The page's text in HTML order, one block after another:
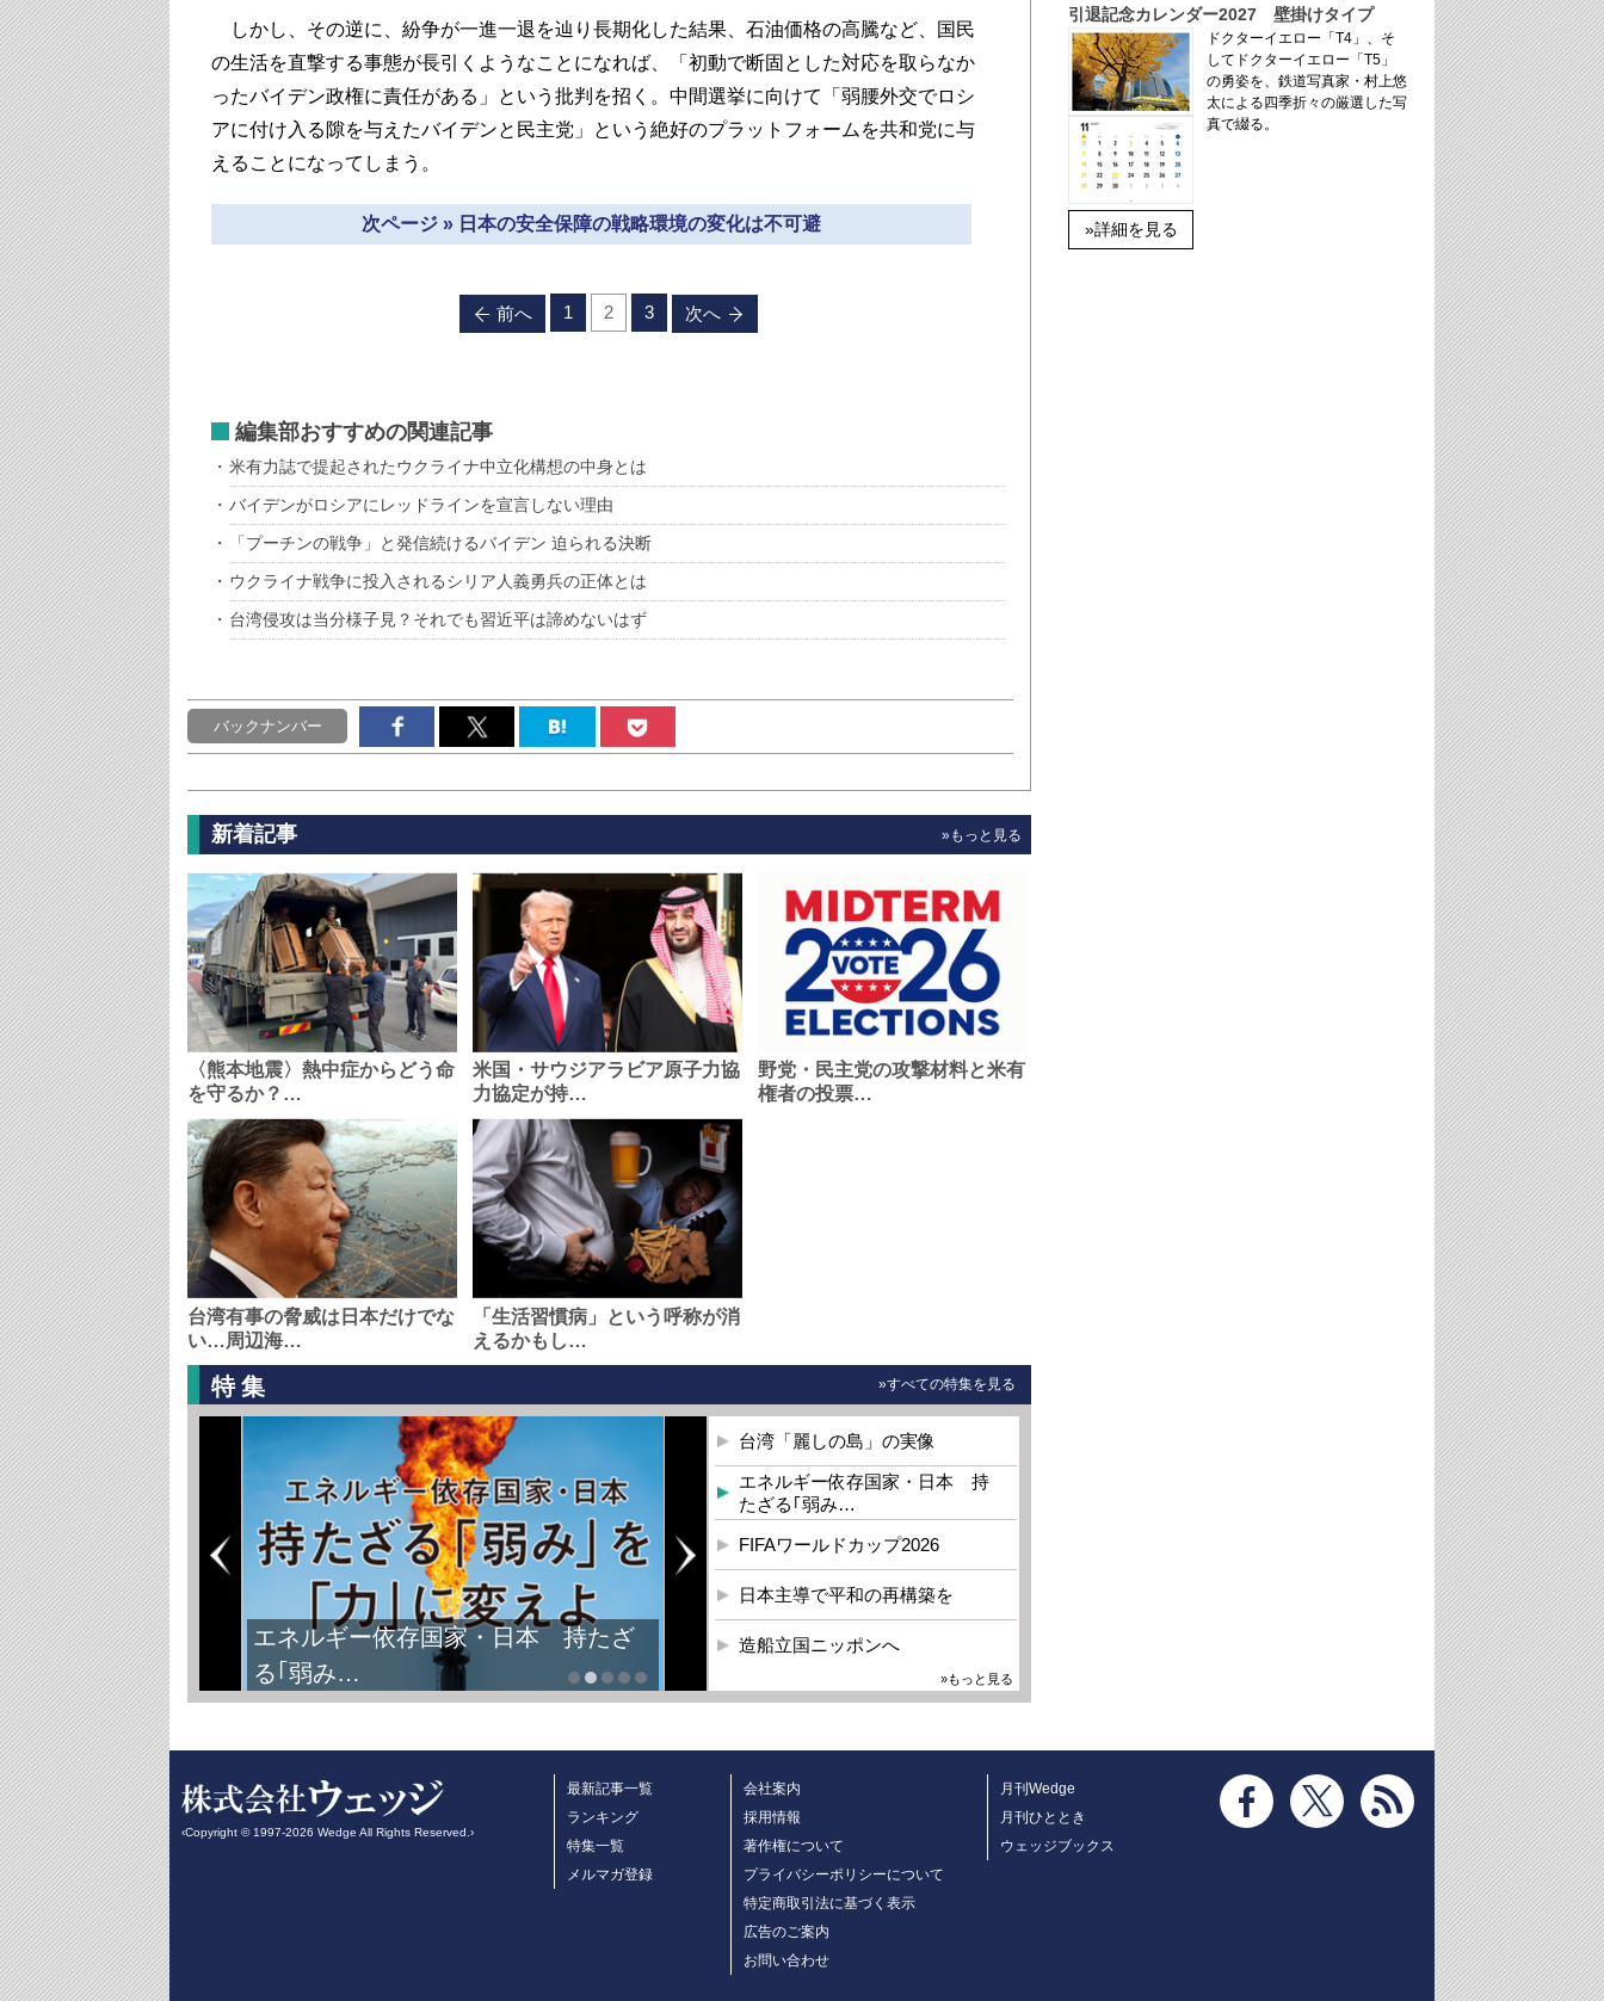
しかし、その逆に、紛争が一進一退を辿り長期化した結果、石油価格の高騰など、国民
の生活を直撃する事態が長引くようなことになれば、「初動で断固とした対応を取らなか
ったバイデン政権に責任がある」という批判を招く。中間選挙に向けて「弱腰外交でロシ
アに付け入る隙を与えたバイデンと民主党」という絶好のプラットフォームを共和党に与
えることになってしまう。
次ページ » 日本の安全保障の戦略環境の変化は不可避
前へ 1 2 3 次へ
編集部おすすめの関連記事
米有力誌で提起されたウクライナ中立化構想の中身とは
バイデンがロシアにレッドラインを宣言しない理由
「プーチンの戦争」と発信続けるバイデン 迫られる決断
ウクライナ戦争に投入されるシリア人義勇兵の正体とは
台湾侵攻は当分様子見？それでも習近平は諦めないはず
バックナンバー
新着記事 »もっと見る
〈熊本地震〉熱中症からどう命
を守るか？…
米国・サウジアラビア原子力協
力協定が持…
野党・民主党の攻撃材料と米有
権者の投票…
台湾有事の脅威は日本だけでな
い…周辺海…
「生活習慣病」という呼称が消
えるかもし…
特集 »すべての特集を見る
エネルギー依存国家・日本 持たざ
る｢弱み…
台湾「麗しの島」の実像
エネルギー依存国家・日本 持
たざる｢弱み…
FIFAワールドカップ2026
日本主導で平和の再構築を
造船立国ニッポンへ
»もっと見る
引退記念カレンダー2027 壁掛けタイプ
»詳細を見る
ドクターイエロー「T4」、そ
してドクターイエロー「T5」
の勇姿を、鉄道写真家・村上悠
太による四季折々の厳選した写
真で綴る。
‹Copyright © 1997-2026 Wedge All Rights Reserved.›
最新記事一覧
ランキング
特集一覧
メルマガ登録
会社案内
採用情報
著作権について
プライバシーポリシーについて
特定商取引法に基づく表示
広告のご案内
お問い合わせ
月刊Wedge
月刊ひととき
ウェッジブックス